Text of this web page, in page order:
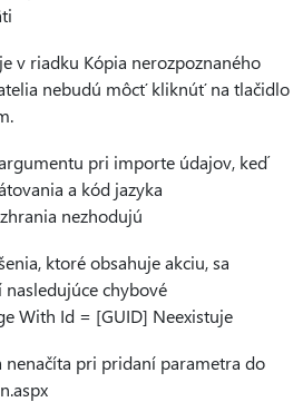
v riadku Kópia nerozpoznaného
nebudú môcť kliknúť na tlačidlo
pri importe údajov, keď
a kód jazyka
nezhodujú
ktoré obsahuje akciu, sa
chybové
With Id = [GUID] Neexistuje
nenačíta pri pridaní parametra do